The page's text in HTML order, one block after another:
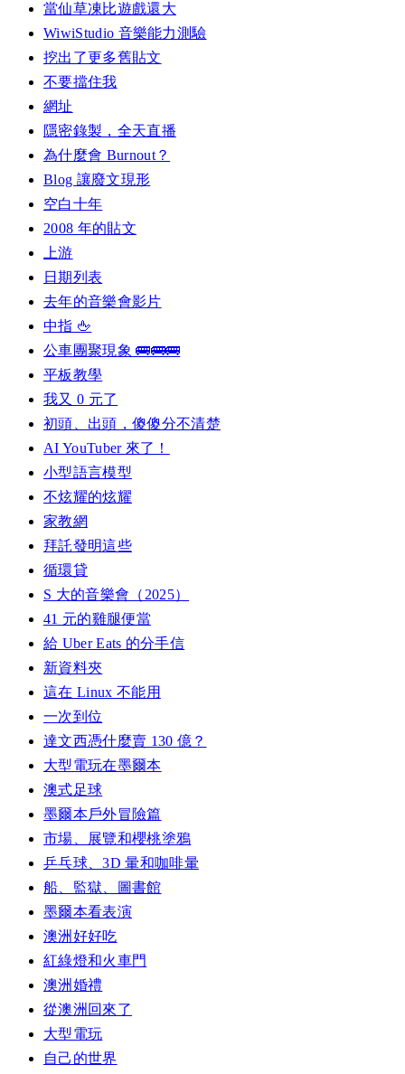
當仙草凍比遊戲還大
WiwiStudio 音樂能力測驗
挖出了更多舊貼文
不要擋住我
網址
隱密錄製，全天直播
為什麼會 Burnout？
Blog 讓廢文現形
空白十年
2008 年的貼文
上游
日期列表
去年的音樂會影片
中指 🖕
公車團聚現象 🚌🚌🚌
平板教學
我又 0 元了
初頭、出頭，傻傻分不清楚
AI YouTuber 來了！
小型語言模型
不炫耀的炫耀
家教網
拜託發明這些
循環貸
S 大的音樂會（2025）
41 元的雞腿便當
給 Uber Eats 的分手信
新資料夾
這在 Linux 不能用
一次到位
達文西憑什麼賣 130 億？
大型電玩在墨爾本
澳式足球
墨爾本戶外冒險篇
市場、展覽和櫻桃塗鴉
乒乓球、3D 暈和咖啡暈
船、監獄、圖書館
墨爾本看表演
澳洲好好吃
紅綠燈和火車門
澳洲婚禮
從澳洲回來了
大型電玩
自己的世界